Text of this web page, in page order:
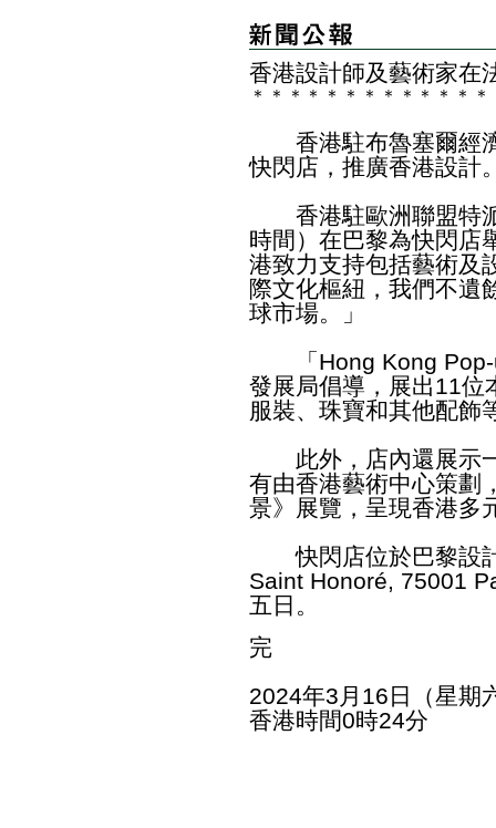
香港設計師及藝術家在
＊ ＊ ＊ ＊ ＊ ＊ ＊ ＊ ＊ ＊ ＊ ＊ ＊
香港駐布魯塞爾經濟
快閃店，推廣香港設計
香港駐歐洲聯盟特派
時間）在巴黎為快閃店
港致力支持包括藝術及
際文化樞紐，我們不遺
球市場。」
「Hong Kong Pop-
發展局倡導，展出11位
服裝、珠寶和其他配飾
此外，店內還展示一
有由香港藝術中心策
景》展覽，呈現香港多
快閃店位於巴黎設
Saint Honoré, 75001
五日。
完
2024年3月16日（星期
香港時間0時24分